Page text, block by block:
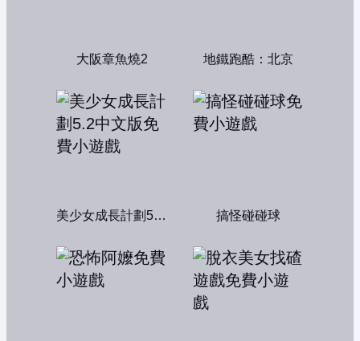
大阪章魚燒2 地鐵跑酷：北京
美少女成長計劃5.2中文版 搞怪碰碰球